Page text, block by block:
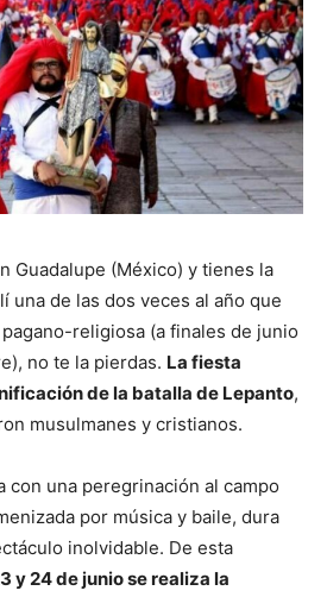
Guadalupe (México) y tienes la
una de las dos veces al año que
religiosa (a finales de junio
no te la pierdas. La fiesta
de la batalla de Lepanto,
musulmanes y cristianos.
con una peregrinación al campo
por música y baile, dura
inolvidable. De esta
y 24 de junio se realiza la